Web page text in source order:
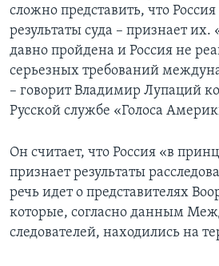
сложно представить, что Россия
результаты суда – признает их.
давно пройдена и Россия не
серьезных требований
– говорит Владимир Лупаций
Русской службе «Голоса
Он считает, что Россия «в
признает результаты
речь идет о представителях
которые, согласно данным
следователей, находились на